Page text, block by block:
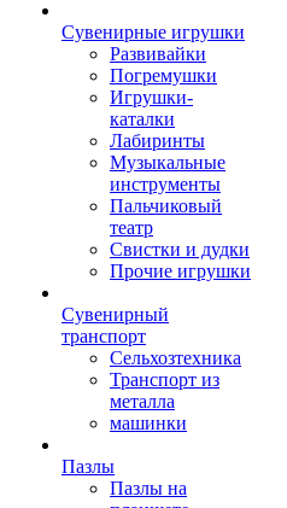
Сувенирные игрушки
Развивайки
Погремушки
Игрушки-
каталки
Лабиринты
Музыкальные
инструменты
Пальчиковый
театр
Свистки и дудки
Прочие игрушки
Сувенирный
транспорт
Сельхозтехника
Транспорт из
металла
машинки
Пазлы
Пазлы на